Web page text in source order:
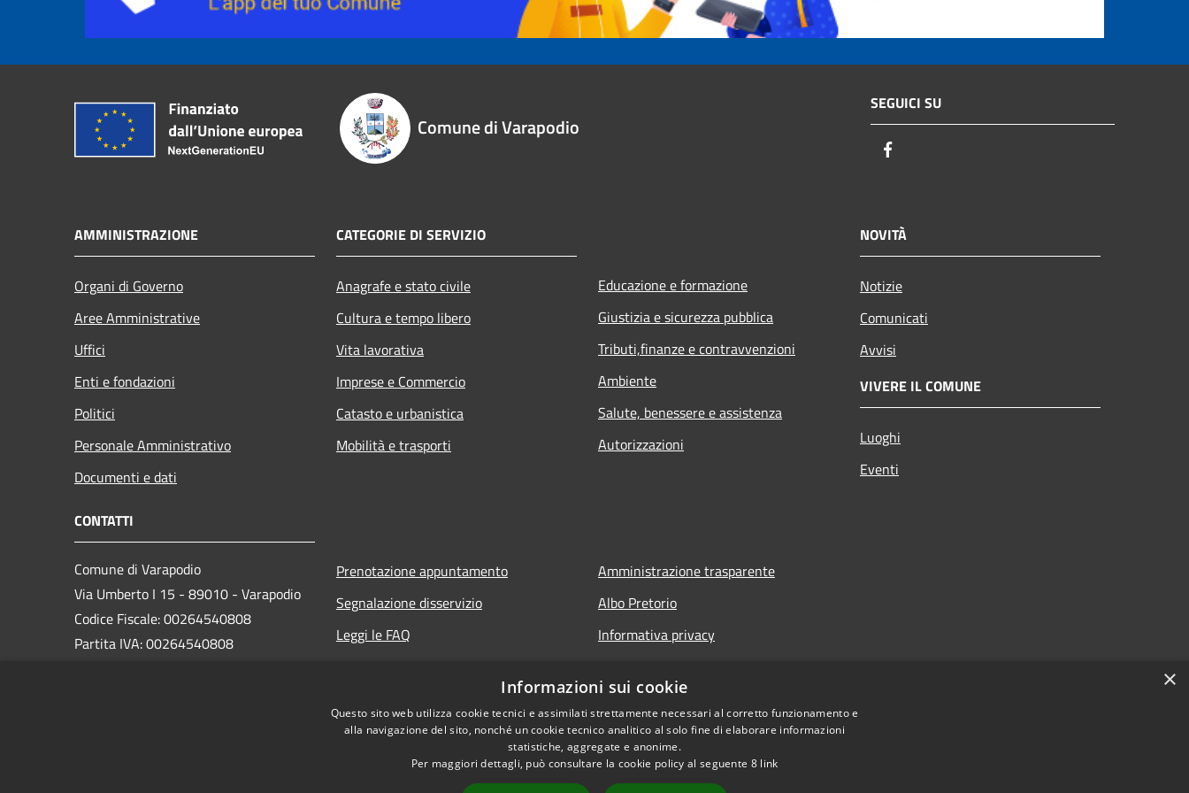
Comune di Varapodio
SEGUICI SU
AMMINISTRAZIONE
Organi di Governo
Aree Amministrative
Uffici
Enti e fondazioni
Politici
Personale Amministrativo
Documenti e dati
CATEGORIE DI SERVIZIO
Anagrafe e stato civile
Cultura e tempo libero
Vita lavorativa
Imprese e Commercio
Catasto e urbanistica
Mobilità e trasporti
Educazione e formazione
Giustizia e sicurezza pubblica
Tributi,finanze e contravvenzioni
Ambiente
Salute, benessere e assistenza
Autorizzazioni
NOVITÀ
Notizie
Comunicati
Avvisi
VIVERE IL COMUNE
Luoghi
Eventi
CONTATTI
Comune di Varapodio
Via Umberto I 15 - 89010 - Varapodio
Codice Fiscale: 00264540808
Partita IVA: 00264540808
Prenotazione appuntamento
Segnalazione disservizio
Leggi le FAQ
Amministrazione trasparente
Albo Pretorio
Informativa privacy
Dichiarazione di accessibilità
×
Informazioni sui cookie
Questo sito web utilizza cookie tecnici e assimilati strettamente necessari al corretto funzionamento e
alla navigazione del sito, nonché un cookie tecnico analitico al solo fine di elaborare informazioni
statistiche, aggregate e anonime.
Per maggiori dettagli, può consultare la cookie policy al seguente 8 link